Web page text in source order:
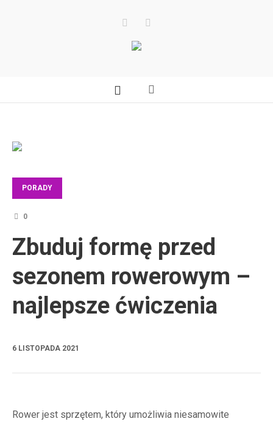
PORADY
0
Zbuduj formę przed
sezonem rowerowym –
najlepsze ćwiczenia
6 LISTOPADA 2021
Rower jest sprzętem, który umożliwia niesamowite